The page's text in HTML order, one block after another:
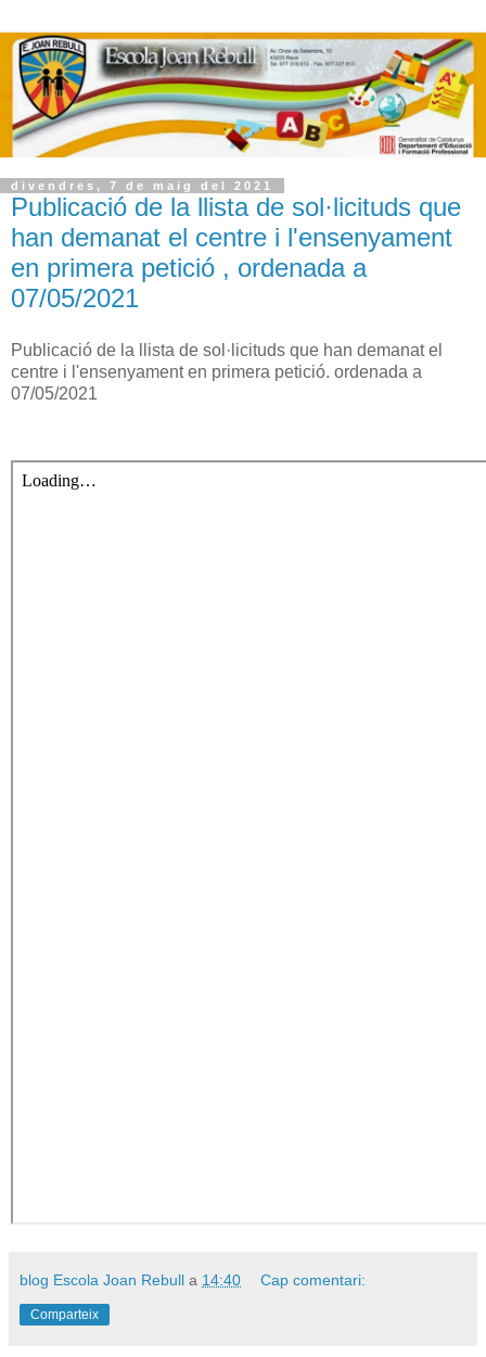
divendres, 7 de maig del 2021
Publicació de la llista de sol·licituds que
han demanat el centre i l'ensenyament
en primera petició , ordenada a
07/05/2021
Publicació de la llista de sol·licituds que han demanat el
centre i l'ensenyament en primera petició. ordenada a
07/05/2021
blog Escola Joan Rebull a 14:40 Cap comentari:
Comparteix